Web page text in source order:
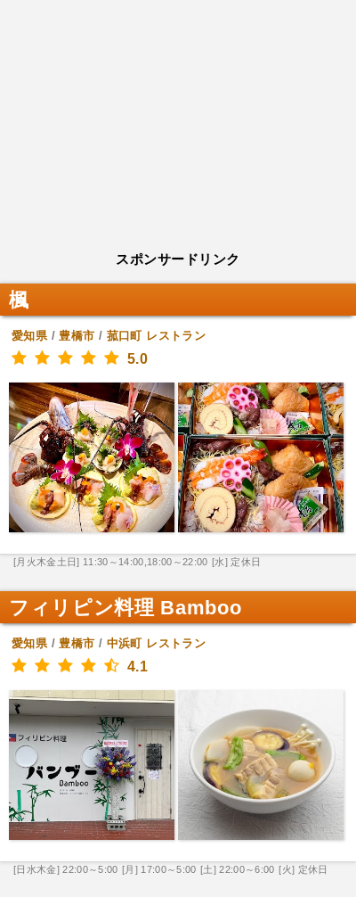
スポンサードリンク
楓
愛知県/豊橋市 / 菰口町 レストラン
5.0
[月火木金土日] 11:30～14:00,18:00～22:00 [水] 定休日
フィリピン料理 Bamboo
愛知県/豊橋市 / 中浜町 レストラン
4.1
[日水木金] 22:00～5:00 [月] 17:00～5:00 [土] 22:00～6:00 [火] 定休日